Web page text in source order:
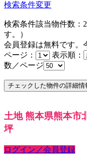
検索条件変更
検索条件該当物件数： 2
す。）
会員登録は無料です
ページ：
表示順：
数／ページ
土地 熊本県熊本市
坪
ログイン／会員登録